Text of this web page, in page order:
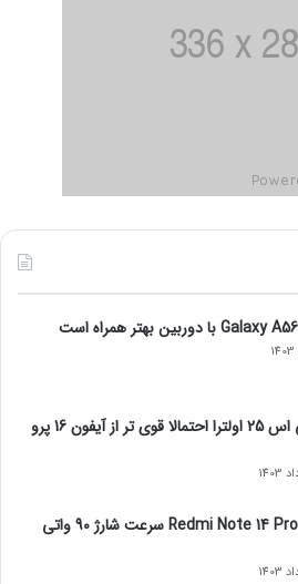
گلکسی اس 25 اولترا احتمالا قوی تر از آیفون 16 پرو
گوشی Redmi Note 14 Pro سرعت شارژ 90 واتی